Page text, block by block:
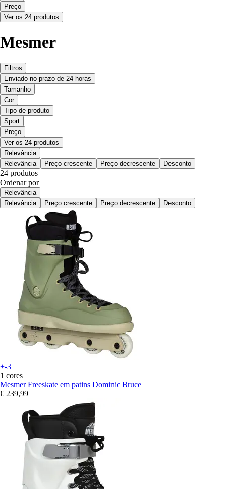
Preço
Ver os 24 produtos
Mesmer
Filtros
Enviado no prazo de 24 horas
Tamanho
Cor
Tipo de produto
Sport
Preço
Ver os 24 produtos
Relevância
Relevância
Preço crescente Preço decrescente Desconto
24 produtos
Ordenar por
Relevância
Relevância
Preço crescente Preço decrescente Desconto
+-3
1 cores
Mesmer Freeskate em patins Dominic Bruce
€ 239,99